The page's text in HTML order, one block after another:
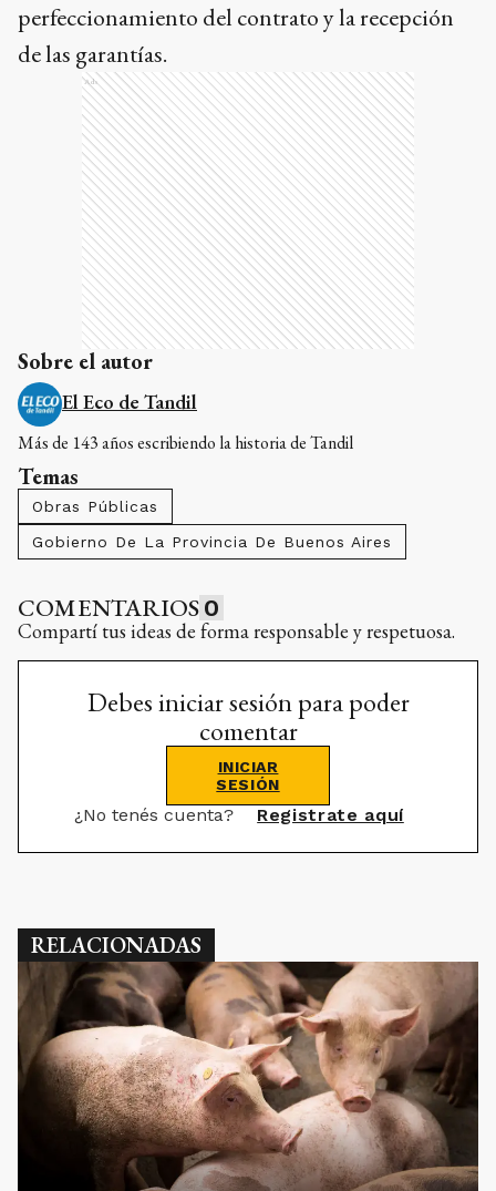
perfeccionamiento del contrato y la recepción
de las garantías.
Ads
Sobre el autor
El Eco de Tandil
Más de 143 años escribiendo la historia de Tandil
Temas
Obras Públicas
Gobierno De La Provincia De Buenos Aires
COMENTARIOS 0
Compartí tus ideas de forma responsable y respetuosa.
Debes iniciar sesión para poder
comentar
INICIAR
SESIÓN
¿No tenés cuenta? Registrate aquí
RELACIONADAS